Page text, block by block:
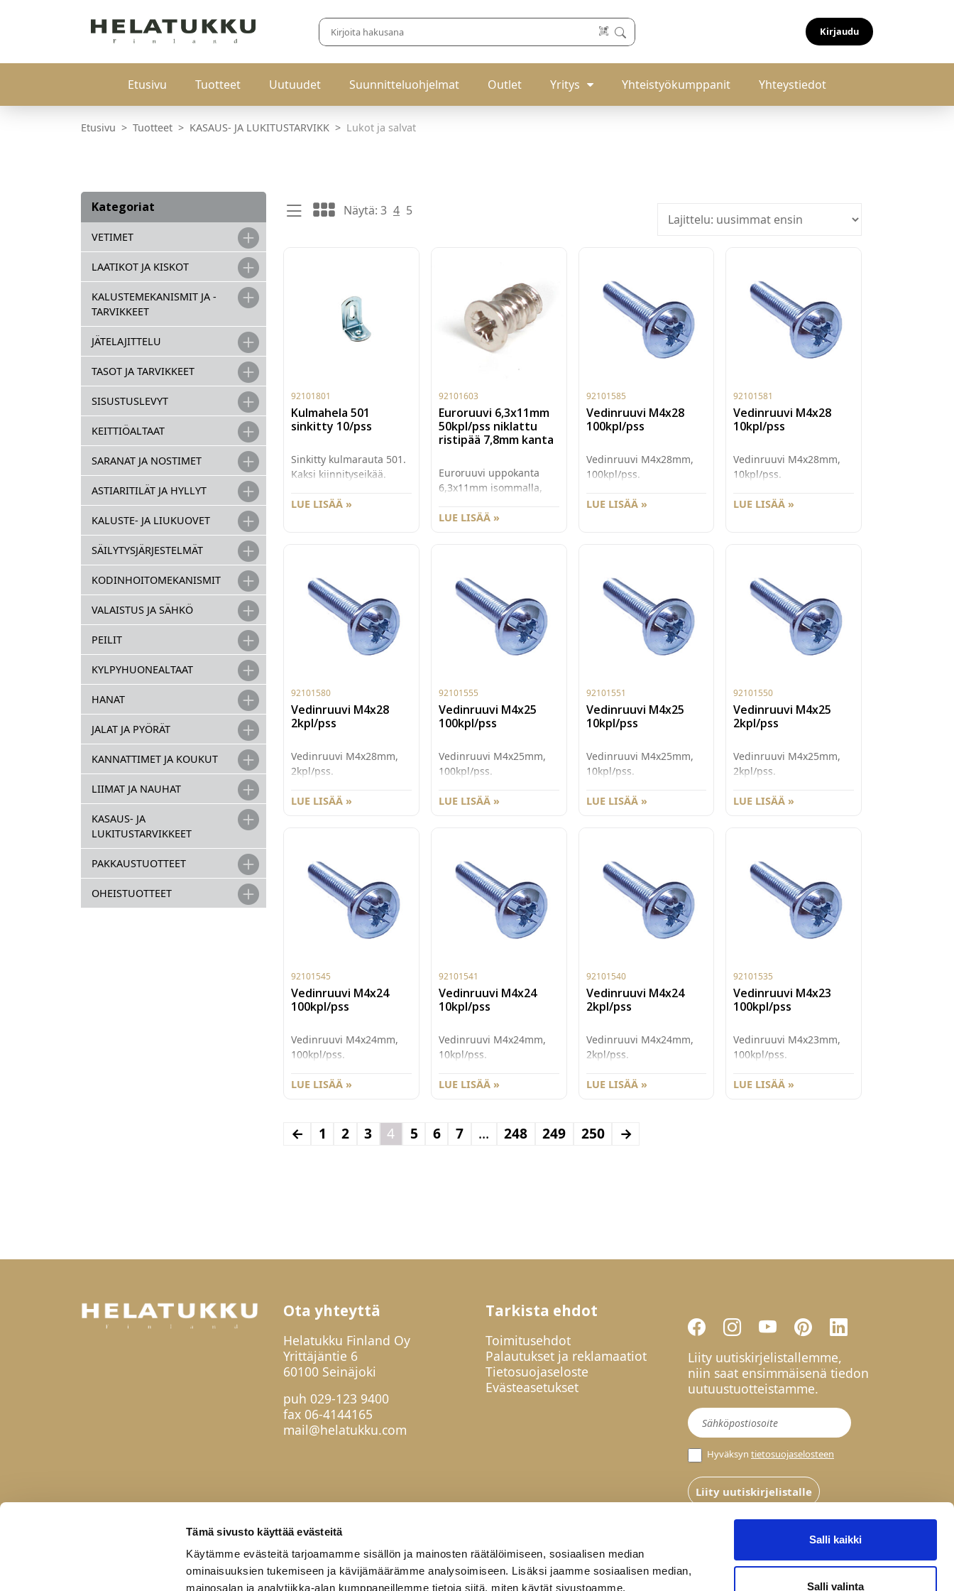
Tämä sivusto käyttää evästeitä
Käytämme evästeitä tarjoamamme sisällön ja mainosten räätälöimiseen, sosiaalisen median
ominaisuuksien tukemiseen ja kävijämäärämme analysoimiseen. Lisäksi jaamme sosiaalisen median,
mainosalan ja analytiikka-alan kumppaneillemme tietoja siitä, miten käytät sivustoamme.
Salli kaikki
Salli valinta
Kirjaudu
Etusivu Tuotteet Uutuudet Suunnitteluohjelmat Outlet Yritys Yhteistyökumppanit Yhteystiedot
Etusivu Tuotteet KASAUS- JA LUKITUSTARVIKK Lukot ja salvat
Kategoriat
VETIMET
LAATIKOT JA KISKOT
KALUSTEMEKANISMIT JA -
TARVIKKEET
JÄTELAJITTELU
TASOT JA TARVIKKEET
SISUSTUSLEVYT
KEITTIÖALTAAT
SARANAT JA NOSTIMET
ASTIARITILÄT JA HYLLYT
KALUSTE- JA LIUKUOVET
SÄILYTYSJÄRJESTELMÄT
KODINHOITOMEKANISMIT
VALAISTUS JA SÄHKÖ
PEILIT
KYLPYHUONEALTAAT
HANAT
JALAT JA PYÖRÄT
KANNATTIMET JA KOUKUT
LIIMAT JA NAUHAT
KASAUS- JA
LUKITUSTARVIKKEET
PAKKAUSTUOTTEET
OHEISTUOTTEET
Näytä: 3 4 5
92101801
Kulmahela 501
sinkitty 10/pss
Sinkitty kulmarauta 501.
Kaksi kiinnityseikää.
LUE LISÄÄ »
92101603
Euroruuvi 6,3x11mm
50kpl/pss niklattu
ristipää 7,8mm kanta
Euroruuvi uppokanta
6,3x11mm isommalla,
ristipää sinkitty. 50
LUE LISÄÄ »
92101585
Vedinruuvi M4x28
100kpl/pss
Vedinruuvi M4x28mm,
100kpl/pss.
LUE LISÄÄ »
92101581
Vedinruuvi M4x28
10kpl/pss
Vedinruuvi M4x28mm,
10kpl/pss.
LUE LISÄÄ »
92101580
Vedinruuvi M4x28
2kpl/pss
Vedinruuvi M4x28mm,
2kpl/pss.
LUE LISÄÄ »
92101555
Vedinruuvi M4x25
100kpl/pss
Vedinruuvi M4x25mm,
100kpl/pss.
LUE LISÄÄ »
92101551
Vedinruuvi M4x25
10kpl/pss
Vedinruuvi M4x25mm,
10kpl/pss.
LUE LISÄÄ »
92101550
Vedinruuvi M4x25
2kpl/pss
Vedinruuvi M4x25mm,
2kpl/pss.
LUE LISÄÄ »
92101545
Vedinruuvi M4x24
100kpl/pss
Vedinruuvi M4x24mm,
100kpl/pss.
LUE LISÄÄ »
92101541
Vedinruuvi M4x24
10kpl/pss
Vedinruuvi M4x24mm,
10kpl/pss.
LUE LISÄÄ »
92101540
Vedinruuvi M4x24
2kpl/pss
Vedinruuvi M4x24mm,
2kpl/pss.
LUE LISÄÄ »
92101535
Vedinruuvi M4x23
100kpl/pss
Vedinruuvi M4x23mm,
100kpl/pss.
LUE LISÄÄ »
← 1 2 3 4 5 6 7 … 248 249 250 →
Ota yhteyttä
Helatukku Finland Oy
Yrittäjäntie 6
60100 Seinäjoki
puh 029-123 9400
fax 06-4144165
mail@helatukku.com
Tarkista ehdot
Toimitusehdot
Palautukset ja reklamaatiot
Tietosuojaseloste
Evästeasetukset
Liity uutiskirjelistallemme,
niin saat ensimmäisenä tiedon
uutuustuotteistamme.
Uutiskirje
Hyväksyn tietosuojaselosteen
Liity uutiskirjelistalle